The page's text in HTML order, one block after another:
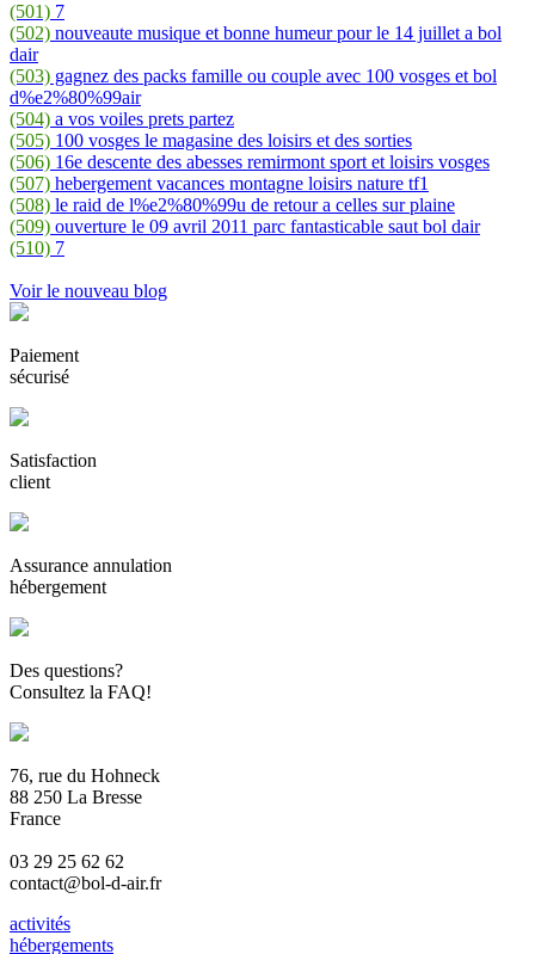
(501) 7
(502) nouveaute musique et bonne humeur pour le 14 juillet a bol
dair
(503) gagnez des packs famille ou couple avec 100 vosges et bol
d%e2%80%99air
(504) a vos voiles prets partez
(505) 100 vosges le magasine des loisirs et des sorties
(506) 16e descente des abesses remirmont sport et loisirs vosges
(507) hebergement vacances montagne loisirs nature tf1
(508) le raid de l%e2%80%99u de retour a celles sur plaine
(509) ouverture le 09 avril 2011 parc fantasticable saut bol dair
(510) 7
Voir le nouveau blog
Paiement
sécurisé
Satisfaction
client
Assurance annulation
hébergement
Des questions?
Consultez la FAQ!
76, rue du Hohneck
88 250 La Bresse
France
03 29 25 62 62
contact@bol-d-air.fr
activités
hébergements